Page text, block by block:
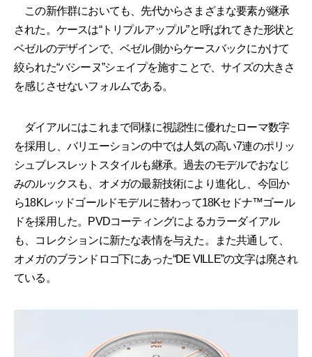
この新作群においても、先代からさまざまな要素が継承
された。ケースは“トリプルアップル”と呼ばれてきた形状と
ベゼルのデザインで、ベゼル側からケースバックにかけて
絞られた“バシーヌ”シェイプを施すことで、サイズの大きさ
を感じさせないフォルムである。
ダイアルにはこれまで同様に視認性に優れたローマ数字
を採用し、バリエーションの中では人気の高い7連のポリッ
シュブレスレットスタイルも継承。過去のモデルでおなじ
みのルックスも、オメガの最新技術により進化し、今回か
ら18Kレッドゴールドモデルに替わって18Kセドナ™️ゴール
ドを採用した。PVDコーティングによるカラーダイアル
も、コレクションに新たな表情を与えた。また共通して、
オメガのブランドロゴ下にあった“DE VILLE”の文字は廃され
ている。